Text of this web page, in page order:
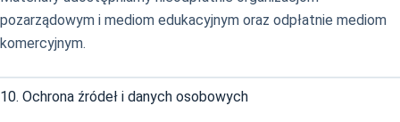
pozarządowym i mediom edukacyjnym oraz odpłatnie mediom
komercyjnym.
10. Ochrona źródeł i danych osobowych